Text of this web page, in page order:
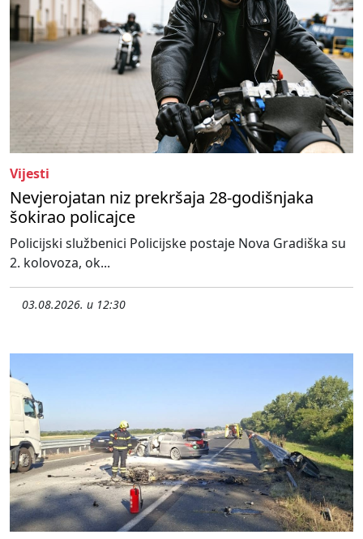
Vijesti
Nevjerojatan niz prekršaja 28-godišnjaka
šokirao policajce
Policijski službenici Policijske postaje Nova Gradiška su
2. kolovoza, ok...
03.08.2026. u 12:30